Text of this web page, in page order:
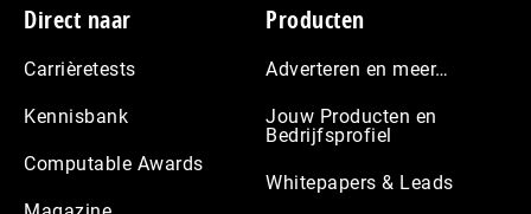
Footer
Direct naar
Carrièretests
Kennisbank
Computable Awards
Producten
Adverteren en meer…
Jouw Producten en
Bedrijfsprofiel
Whitepapers & Leads